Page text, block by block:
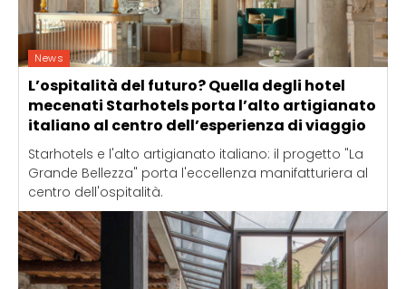
News
L’ospitalità del futuro? Quella degli hotel
mecenati Starhotels porta l’alto artigianato
italiano al centro dell’esperienza di viaggio
Starhotels e l'alto artigianato italiano: il progetto "La
Grande Bellezza" porta l'eccellenza manifatturiera al
centro dell'ospitalità.